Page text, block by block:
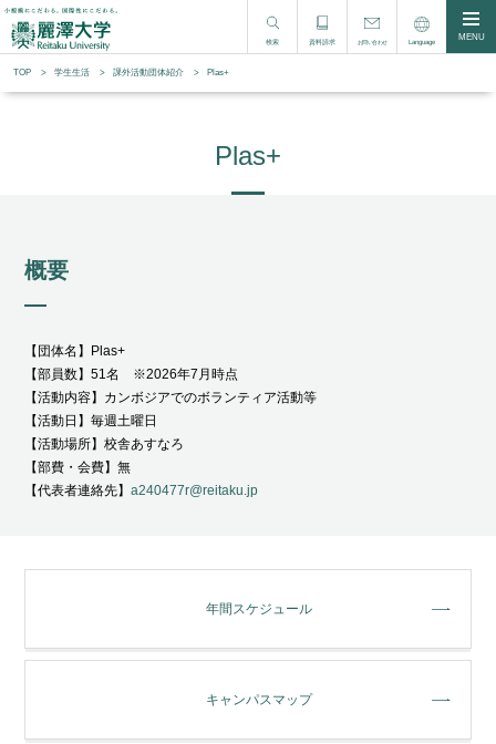
検索 資料請求 お問い合わせ Language MENU
TOP 学生生活 課外活動団体紹介 Plas+
Plas+
概要
【団体名】Plas+
【部員数】51名 ※2026年7月時点
【活動内容】カンボジアでのボランティア活動等
【活動日】毎週土曜日
【活動場所】校舎あすなろ
【部費・会費】無
【代表者連絡先】a240477r@reitaku.jp
年間スケジュール
キャンパスマップ